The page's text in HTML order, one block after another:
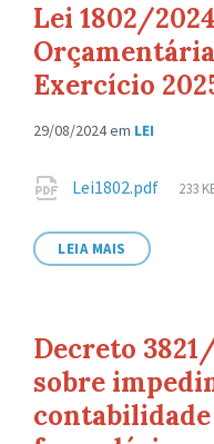
Lei 1802/
Exercício
29/08/2024em LEI
Anexos
Lei1802.pdf 233
LEIA MAIS
Decreto
sobre